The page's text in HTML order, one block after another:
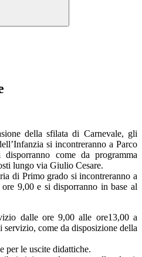
della sfilata di Carnevale, gli
si incontreranno a Parco
come da programma
lungo via Giulio Cesare.
di Primo grado si incontreranno a
9,00 e si disporranno in base al
dalle ore 9,00 alle ore13,00 a
come da disposizione della
per le uscite didattiche.